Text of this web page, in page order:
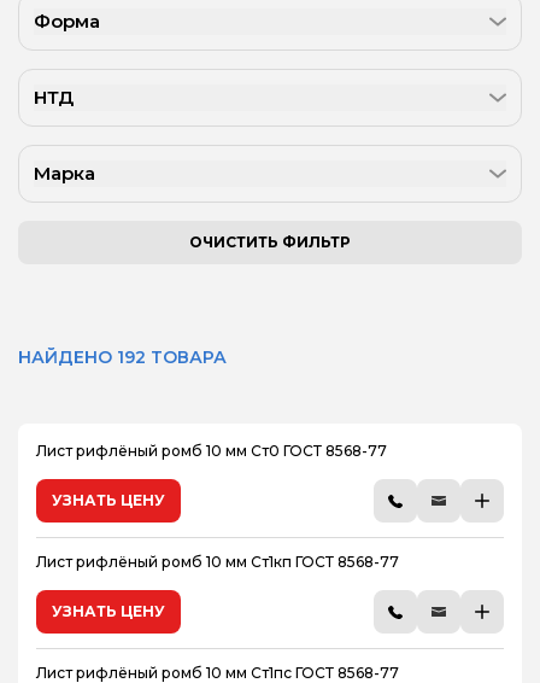
Форма
НТД
Марка
ОЧИСТИТЬ ФИЛЬТР
НАЙДЕНО 192 ТОВАРА
Лист рифлёный ромб 10 мм Ст0 ГОСТ 8568-77
УЗНАТЬ ЦЕНУ
Лист рифлёный ромб 10 мм Ст1кп ГОСТ 8568-77
УЗНАТЬ ЦЕНУ
Лист рифлёный ромб 10 мм Ст1пс ГОСТ 8568-77